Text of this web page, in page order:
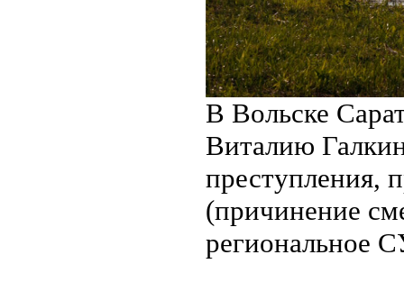
В Вольске
Виталию
преступления,
(причинение
региональное